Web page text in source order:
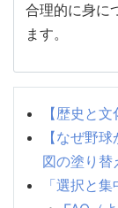
合理的に身に
ます。
【歴史と
【なぜ野
図の塗り替
「選択と